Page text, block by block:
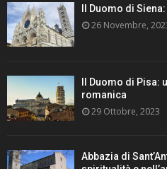
Il Duomo di
26 Novembre,
Il Duomo di
romanica
29 Ottobre, 2023
Abbazia di